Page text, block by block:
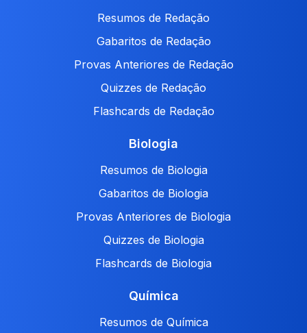
Resumos de Redação
Gabaritos de Redação
Provas Anteriores de Redação
Quizzes de Redação
Flashcards de Redação
Biologia
Resumos de Biologia
Gabaritos de Biologia
Provas Anteriores de Biologia
Quizzes de Biologia
Flashcards de Biologia
Química
Resumos de Química